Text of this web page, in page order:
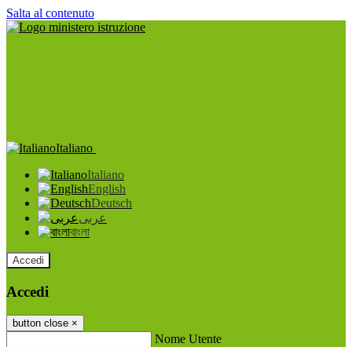
Salta al contenuto
Italiano
Italiano
English
Deutsch
عربى
বাংলা
Accedi
Accedi
button close ×
Nome Utente